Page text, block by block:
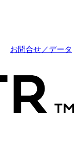
お問合せ／データ